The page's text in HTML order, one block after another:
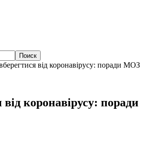
від коронавірусу: поради МОЗ
від коронавірусу: